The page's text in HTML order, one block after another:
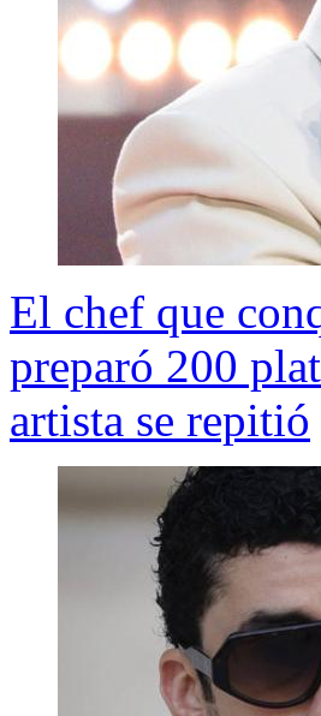
El chef que
preparó 200
artista se repitió